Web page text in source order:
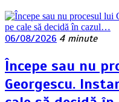
06/08/2026 4 minute
Începe sau nu
Georgescu.